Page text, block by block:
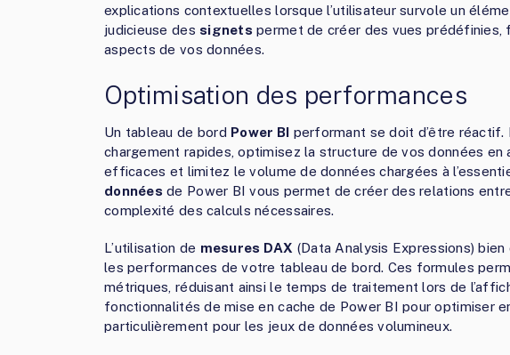
explications contextuelles lorsque l’utilisateur survole un
judicieuse des signets permet de créer des vues
aspects de vos données.
Optimisation des performances
Un tableau de bord Power BI performant se doit d’être réactif.
chargement rapides, optimisez la structure de vos données
efficaces et limitez le volume de données chargées à
données de Power BI vous permet de créer des relations
complexité des calculs nécessaires.
L’utilisation de mesures DAX (Data Analysis Expressions)
les performances de votre tableau de bord. Ces formules
métriques, réduisant ainsi le temps de traitement lors de
fonctionnalités de mise en cache de Power BI pour optimiser
particulièrement pour les jeux de données volumineux.